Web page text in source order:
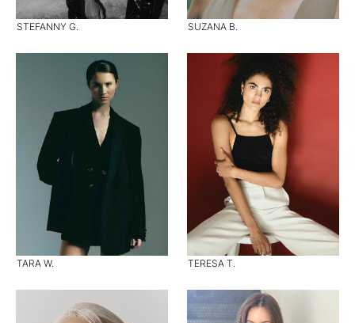
STEFANNY G. SUZANA B.
TARA W. TERESA T.